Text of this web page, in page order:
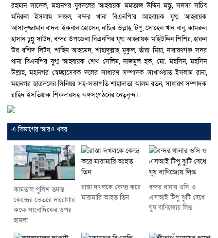
রহমান সাদেক, মহানগর যুবদলের আহ্বায়ক মমতাজ উদ্দিন মন্তু, সদস্য সচিব
মনিরুল ইসলাম সজল, বন্দর থানা বিএনপি’র আহ্বায়ক যুগ্ম আহ্বায়ক
আসাদুজ্জামান বাদল, ইকবাল হোসেন, নাছির উল্লাহ্ টিপু, সোহেল খান বাবু, কামরুল
হাসান চুন্নু সাউদ, বন্দর উপজেলা বিএনপির যুগ্ম আহ্বায়ক মহিউদ্দিন শিশির, হারুন
উর রশিদ লিটন, শাহিন আহমেদ, শাহাদুল্লাহ মুকুল, তঁারা মিয়া, নারায়ণগঞ্জ সদর
থানা বিএনপির যুগ্ম আহ্বায়ক শেখ সেলিম, নাজমুল হক, মো. মহসিন, মহসিন
উল্লাহ, মহানগর স্বেচ্ছাসেবক দলের সাধারণ সম্পাদক সাখাওয়াত ইসলাম রানা,
মহানগর ছাত্রদলের সিনিয়র সহ-সভাপতি শাহাদাতা আলম রতন, সাধারণ সম্পাদক
রাহিদ ইসতিয়াক শিকদারসহ অঙ্গসংগঠনের নেতৃবৃন্দ।
এ বিভাগের আরও খবর
কামতাল পুলিশ তদন্ত
কেন্দ্রের ভেতরে দারোগার
কক্ষে সাংবাদিকের ওপর
হামলা
রাস্তা দখলকে কেন্দ্র করে
মারামারি আহত তিন
বন্দর থানার ওসি ও
এসআই টিপু ঝুটি বেধে
ঘুষ বাণিজ্যেয় লিপ্ত